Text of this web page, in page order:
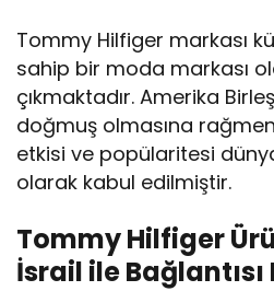
Tommy Hilfiger markası
sahip bir moda markası
çıkmaktadır. Amerika
doğmuş olmasına
etkisi ve popülaritesi
olarak kabul edilmiştir.
Tommy Hilfiger
İsrail ile Bağlantısı